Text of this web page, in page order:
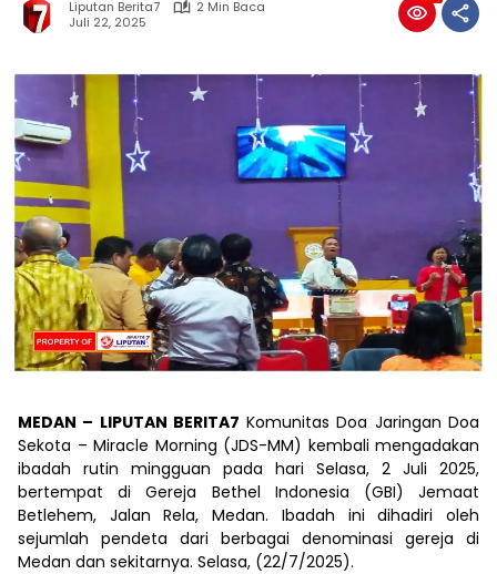
Liputan Berita7
2 Min Baca
Juli 22, 2025
MEDAN – LIPUTAN BERITA7 Komunitas Doa Jaringan Doa
Sekota – Miracle Morning (JDS-MM) kembali mengadakan
ibadah rutin mingguan pada hari Selasa, 2 Juli 2025,
bertempat di Gereja Bethel Indonesia (GBI) Jemaat
Betlehem, Jalan Rela, Medan. Ibadah ini dihadiri oleh
sejumlah pendeta dari berbagai denominasi gereja di
Medan dan sekitarnya. Selasa, (22/7/2025).